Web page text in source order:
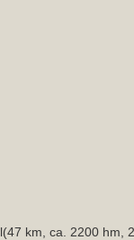
km, ca. 2200 hm,